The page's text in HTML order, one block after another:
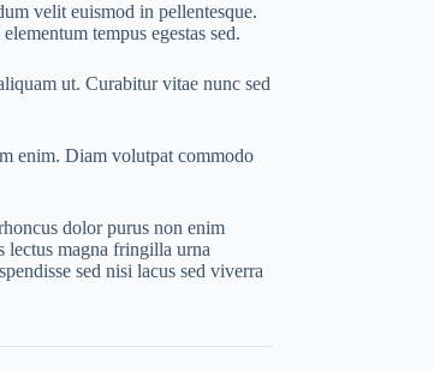
velit euismod in pellentesque.
tempus egestas sed.
ut. Curabitur vitae nunc sed
enim. Diam volutpat commodo
dolor purus non enim
lectus magna fringilla urna
sed nisi lacus sed viverra